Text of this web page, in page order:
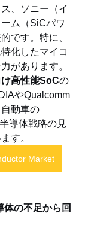
、ソニー（イ
ム（SiCパワ
です。特に、
化したマイコ
があります。
高性能SoCの
やQualcomm
動車の
導体戦略の見
す。
Market
体の不足から回